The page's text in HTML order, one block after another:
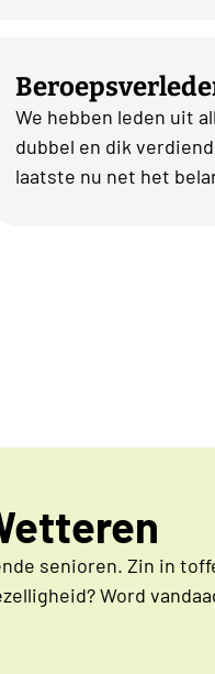
We hebben leden uit
dubbel en dik
laatste nu net het
senioren. Zin in
Word